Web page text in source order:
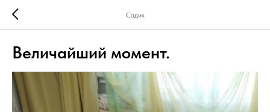
Садик
Величайший момент.